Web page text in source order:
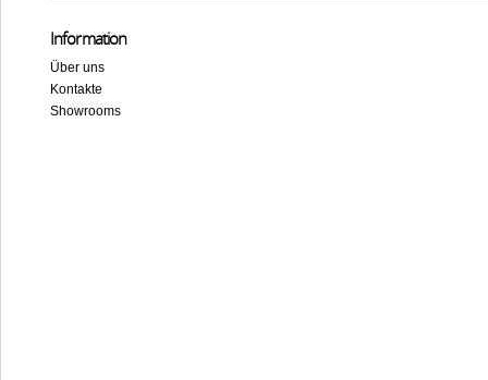
Information
Über uns
Kontakte
Showrooms